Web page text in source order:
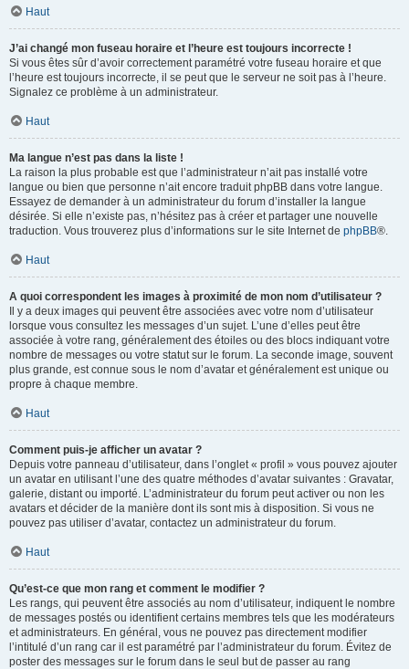
Haut
J’ai changé mon fuseau horaire et l’heure est toujours incorrecte !
Si vous êtes sûr d’avoir correctement paramétré votre fuseau horaire et que
l’heure est toujours incorrecte, il se peut que le serveur ne soit pas à l’heure.
Signalez ce problème à un administrateur.
Haut
Ma langue n’est pas dans la liste !
La raison la plus probable est que l’administrateur n’ait pas installé votre
langue ou bien que personne n’ait encore traduit phpBB dans votre langue.
Essayez de demander à un administrateur du forum d’installer la langue
désirée. Si elle n’existe pas, n’hésitez pas à créer et partager une nouvelle
traduction. Vous trouverez plus d’informations sur le site Internet de phpBB®.
Haut
A quoi correspondent les images à proximité de mon nom d’utilisateur ?
Il y a deux images qui peuvent être associées avec votre nom d’utilisateur
lorsque vous consultez les messages d’un sujet. L’une d’elles peut être
associée à votre rang, généralement des étoiles ou des blocs indiquant votre
nombre de messages ou votre statut sur le forum. La seconde image, souvent
plus grande, est connue sous le nom d’avatar et généralement est unique ou
propre à chaque membre.
Haut
Comment puis-je afficher un avatar ?
Depuis votre panneau d’utilisateur, dans l’onglet « profil » vous pouvez ajouter
un avatar en utilisant l’une des quatre méthodes d’avatar suivantes : Gravatar,
galerie, distant ou importé. L’administrateur du forum peut activer ou non les
avatars et décider de la manière dont ils sont mis à disposition. Si vous ne
pouvez pas utiliser d’avatar, contactez un administrateur du forum.
Haut
Qu’est-ce que mon rang et comment le modifier ?
Les rangs, qui peuvent être associés au nom d’utilisateur, indiquent le nombre
de messages postés ou identifient certains membres tels que les modérateurs
et administrateurs. En général, vous ne pouvez pas directement modifier
l’intitulé d’un rang car il est paramétré par l’administrateur du forum. Évitez de
poster des messages sur le forum dans le seul but de passer au rang